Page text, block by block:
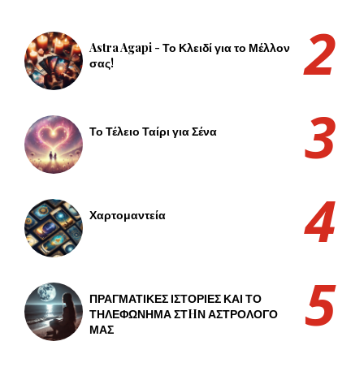
Astra Agapi - Το Κλειδί για το Μέλλον
σας!
Το Τέλειο Ταίρι για Σένα
Χαρτομαντεία
ΠΡΑΓΜΑΤΙΚΕΣ ΙΣΤΟΡΙΕΣ ΚΑΙ ΤΟ
ΤΗΛΕΦΩΝΗΜΑ ΣΤHΝ ΑΣΤΡΟΛΟΓΟ
ΜΑΣ